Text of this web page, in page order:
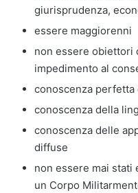
giurisprudenza,
essere maggiorenni
non essere obiettori
impedimento al
conoscenza perfetta
conoscenza della
conoscenza delle
diffuse
non essere mai stati
un Corpo